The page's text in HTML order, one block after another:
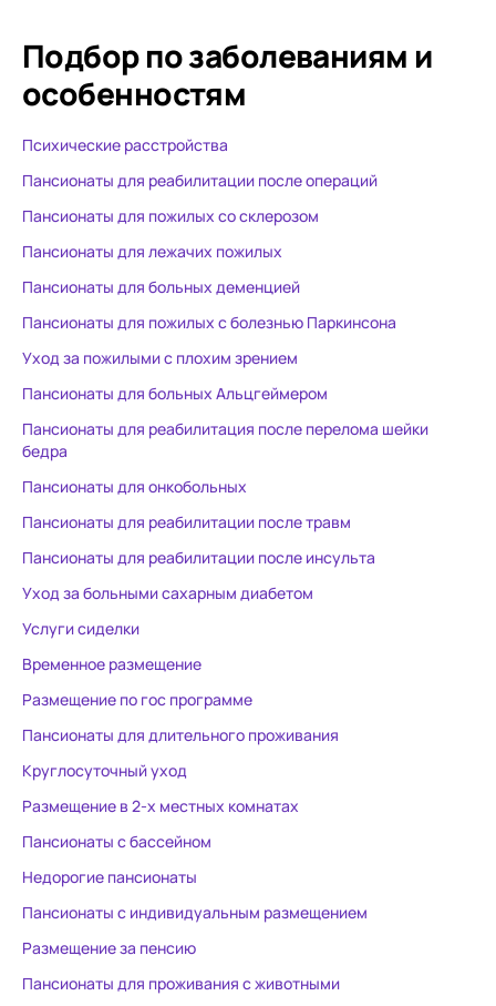
Подбор по заболеваниям и
особенностям
Психические расстройства
Пансионаты для реабилитации после операций
Пансионаты для пожилых со склерозом
Пансионаты для лежачих пожилых
Пансионаты для больных деменцией
Пансионаты для пожилых с болезнью Паркинсона
Уход за пожилыми с плохим зрением
Пансионаты для больных Альцгеймером
Пансионаты для реабилитация после перелома шейки
бедра
Пансионаты для онкобольных
Пансионаты для реабилитации после травм
Пансионаты для реабилитации после инсульта
Уход за больными сахарным диабетом
Услуги сиделки
Временное размещение
Размещение по гос программе
Пансионаты для длительного проживания
Круглосуточный уход
Размещение в 2-х местных комнатах
Пансионаты с бассейном
Недорогие пансионаты
Пансионаты с индивидуальным размещением
Размещение за пенсию
Пансионаты для проживания с животными